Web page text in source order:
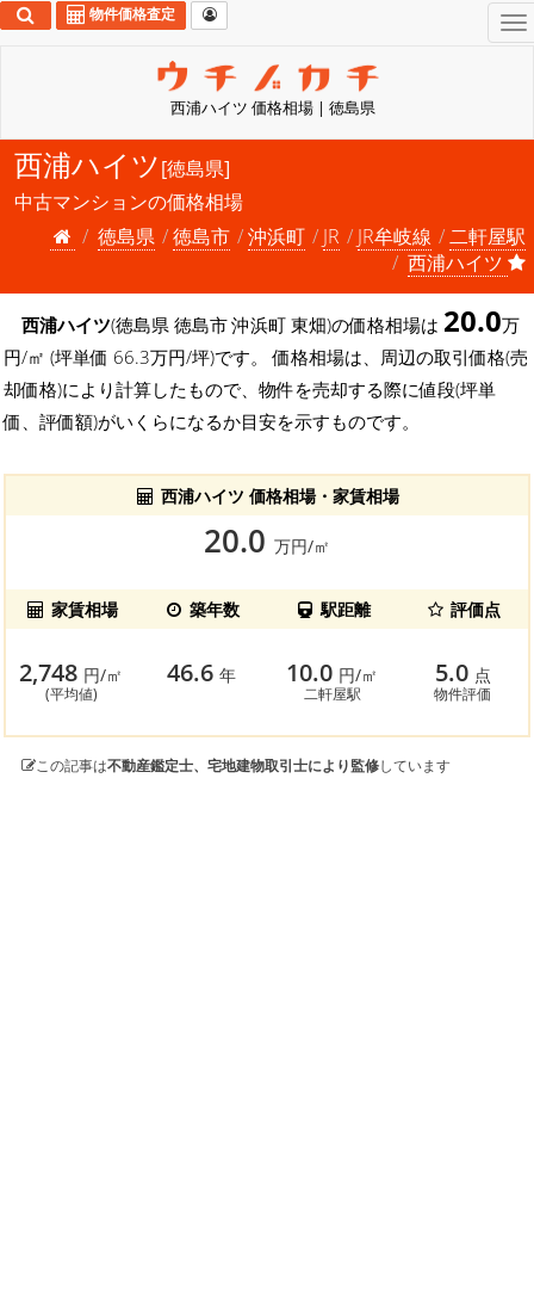
西浦ハイツ 価格相場 | 徳島県
物件価格査定
西浦ハイツ[徳島県]
中古マンションの価格相場
徳島県
徳島市 沖浜町 JR JR牟岐線
二軒屋駅
西浦ハイツ
西浦ハイツ(徳島県 徳島市 沖浜町 東畑)の価格相場は 20.0万
円/㎡ (坪単価 66.3万円/坪)です。 価格相場は、周辺の取引価格(売
却価格)により計算したもので、物件を売却する際に値段(坪単
価、評価額)がいくらになるか目安を示すものです。
西浦ハイツ 価格相場・家賃相場
20.0 万円/㎡
家賃相場 築年数 駅距離 評価点
2,748 円/㎡
(平均値)
46.6年 10.0 円/㎡
二軒屋駅
5.0 点
物件評価
この記事は不動産鑑定士、宅地建物取引士により監修しています